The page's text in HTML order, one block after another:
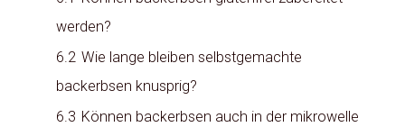
werden?
6.2 Wie lange bleiben selbstgemachte
backerbsen knusprig?
6.3 Können backerbsen auch in der mikrowelle